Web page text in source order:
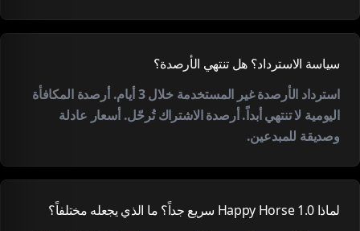
سياسة الاسترداد؟ هل تنتهي الأرصدة؟
استرداد الأرصدة غير المستخدمة خلال 3 أيام. أرصدة المكافأة
اليومية لا تنتهي أبداً. أرصدة الاشتراك تُرحّل. أسعار عادلة
وصديقة للمبدعين.
لماذا Happy Horse 1.0 سريع جداً؟ ما الذي يجعله مختلفاً؟